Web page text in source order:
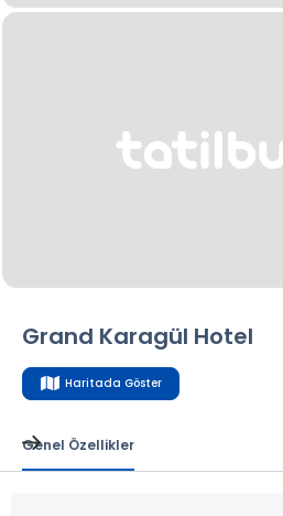
Grand Karagül Hotel
Haritada Göster
Genel Özellikler